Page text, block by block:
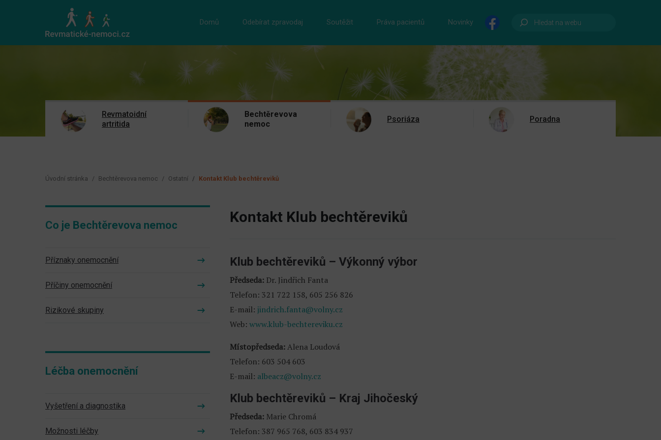
Domů Odebírat zpravodaj Soutěžit Práva pacientů Novinky
Revmatoidní
artritida
Bechtěrevova
nemoc
Psoriáza Poradna
Úvodní stránka Bechtěrevova nemoc Ostatní Kontakt Klub bechtěreviků
Kontakt Klub bechtěreviků
Klub bechtěreviků – Výkonný výbor
Předseda: Dr. Jindřich Fanta
Telefon: 321 722 158, 605 256 826
E-mail: jindrich.fanta@volny.cz
Web: www.klub-bechtereviku.cz
Místopředseda:Alena Loudová
Telefon: 603 504 603
E-mail: albeacz@volny.cz
Klub bechtěreviků – Kraj Jihočeský
Předseda: Marie Chromá
Telefon: 387 965 768, 603 834 937
Co je Bechtěrevova nemoc
Příznaky onemocnění
Příčiny onemocnění
Rizikové skupiny
Léčba onemocnění
Vyšetření a diagnostika
Možnosti léčby